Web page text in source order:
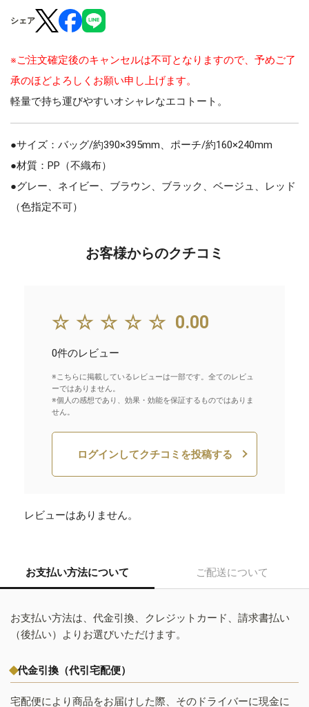
シェア
※ご注文確定後のキャンセルは不可となりますので、予めご了
承のほどよろしくお願い申し上げます。
軽量で持ち運びやすいオシャレなエコトート。
●サイズ：バッグ/約390×395mm、ポーチ/約160×240mm
●材質：PP（不織布）
●グレー、ネイビー、ブラウン、ブラック、ベージュ、レッド
（色指定不可）
お客様からのクチコミ
☆☆☆☆☆ 0.00
0件のレビュー
※こちらに掲載しているレビューは一部です。全てのレビュ
ーではありません。
※個人の感想であり、効果・効能を保証するものではありま
せん。
ログインしてクチコミを投稿する
レビューはありません。
お支払い方法について ご配送について
お支払い方法は、代金引換、クレジットカード、請求書払い
（後払い）よりお選びいただけます。
代金引換（代引宅配便）
宅配便により商品をお届けした際、そのドライバーに現金に